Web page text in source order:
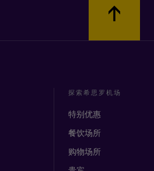
探索希思罗机场
特别优惠
餐饮场所
购物场所